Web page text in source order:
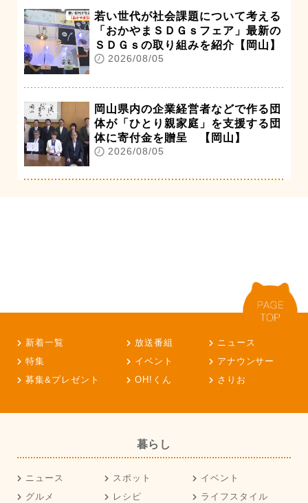
若い世代が社会課題について考える
「おかやまＳＤＧｓフェア」最新の
ＳＤＧｓの取り組みを紹介【岡山】
2026/08/05
岡山県内の企業経営者などで作る団
体が「ひとり親家庭」を支援する団
体に寄付金を贈呈 【岡山】
2026/08/05
新着一覧 放送番組
ニュース
特集
イベント
アナウンサー
募集&プレゼント
OH!くん さりお
暮らし
ニュース スポット
イベント
グルメ
レシピ
ライフスタイル